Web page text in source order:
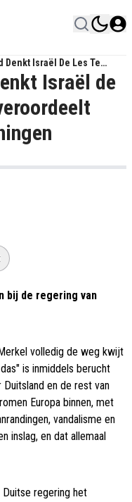
Denkt Israël De Les Te
Bouw Van Joodse
Israël de
bij de regering van
volledig de weg kwijt
is inmiddels berucht
en de rest van
Europa binnen, met
vandalisme en
inslag, en dat allemaal
regering het